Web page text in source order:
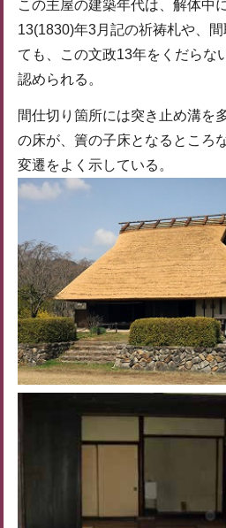
この主屋の建築年代は、解体中
13(1830)年3月記の祈祷札や、
ても、この文政13年をくだらな
認められる。
間仕切り箇所には突き止め溝を
の床が、簀の子床となるところ
変遷をよく示している。